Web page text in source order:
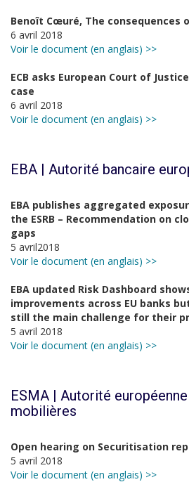
Benoît Cœuré, The consequences
6 avril 2018
Voir le document (en anglais) >>
ECB asks European Court of
case
6 avril 2018
Voir le document (en anglais) >>
EBA | Autorité bancaire
EBA publishes aggregated
the ESRB – Recommendation on
gaps
5 avril2018
Voir le document (en anglais) >>
EBA updated Risk Dashboard
improvements across EU banks
still the main challenge for their
5 avril 2018
Voir le document (en anglais) >>
ESMA | Autorité
mobilières
Open hearing on Securitisation
5 avril 2018
Voir le document (en anglais) >>